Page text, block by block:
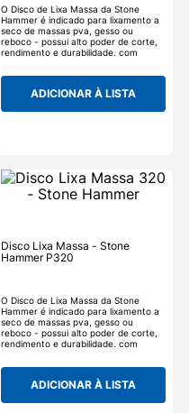
O Disco de Lixa Massa da Stone
Hammer é indicado para lixamento a
seco de massas pva, gesso ou
reboco - possui alto poder de corte,
rendimento e durabilidade, com
descasca e não empasta,
proporcionando ambiente mais limpo,
facilitando o processo de limpeza pós
ADICIONAR À LISTA
Disco Lixa Massa - Stone
Hammer P320
O Disco de Lixa Massa da Stone
Hammer é indicado para lixamento a
seco de massas pva, gesso ou
reboco - possui alto poder de corte,
rendimento e durabilidade, com
descasca e não empasta,
proporcionando ambiente mais limpo,
facilitando o processo de limpeza pós
ADICIONAR À LISTA